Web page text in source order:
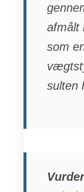
afmålt
som
sulten